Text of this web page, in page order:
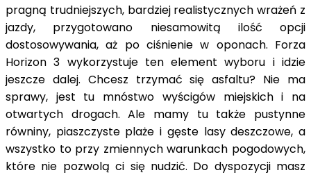
pragną trudniejszych, bardziej realistycznych wrażeń z
jazdy, przygotowano niesamowitą ilość opcji
dostosowywania, aż po ciśnienie w oponach. Forza
Horizon 3 wykorzystuje ten element wyboru i idzie
jeszcze dalej. Chcesz trzymać się asfaltu? Nie ma
sprawy, jest tu mnóstwo wyścigów miejskich i na
otwartych drogach. Ale mamy tu także pustynne
równiny, piaszczyste plaże i gęste lasy deszczowe, a
wszystko to przy zmiennych warunkach pogodowych,
które nie pozwolą ci się nudzić. Do dyspozycji masz